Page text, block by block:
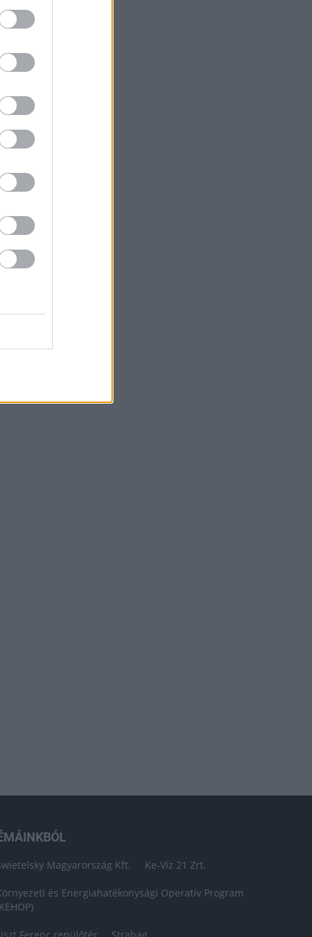
Magyarország Kft. Ke-Víz 21 Zrt.
és Energiahatékonysági Operatív Program
Ferenc repülőtér Strabag